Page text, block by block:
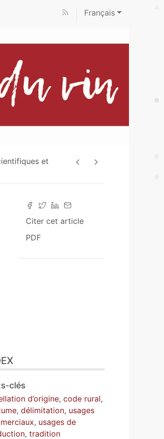
Français
et
Citer cet article
PDF
clés
d’origine,code rural,
,délimitation, usages
, usages de
,tradition